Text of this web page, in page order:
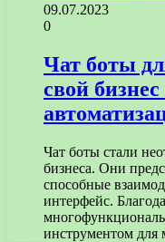
09.07.2023
0
Чат боты
свой
Чат боты стали
бизнеса. Они
способные
интерфейс.
инструментом